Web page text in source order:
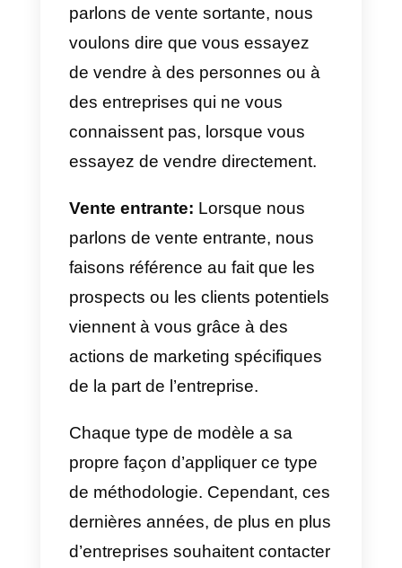
Différences entre les
représentants
commerciaux B2B et B2C
Nous pourrions passer des
heures à énumérer les
différences entre ces deux
modèles économiques. Alors que
produits et des services au
consommateur final. Le modèle
B2B consiste à fournir votre
produit final aux entreprises. Le